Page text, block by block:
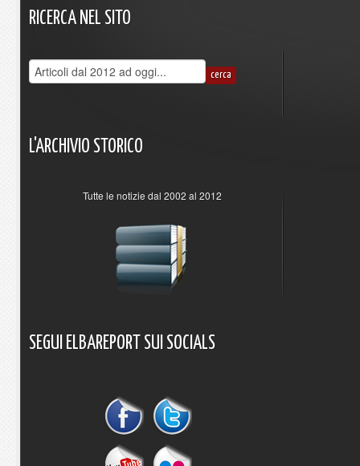
RICERCA NEL SITO
L'ARCHIVIO STORICO
Tutte le notizie dal 2002 al 2012
SEGUI ELBAREPORT SUI SOCIALS